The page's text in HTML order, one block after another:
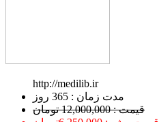
http://medilib.ir
ﻣﺪﺕ ﺯﻣﺎﻥ : 365 ﺭﻭﺯ
قیمت : 12,000,000 تومان